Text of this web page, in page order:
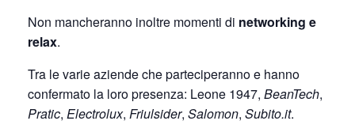
Non mancheranno inoltre momenti di networking e
relax.
Tra le varie aziende che parteciperanno e hanno
confermato la loro presenza: Leone 1947, BeanTech,
Pratic, Electrolux, Friulsider, Salomon, Subito.it.